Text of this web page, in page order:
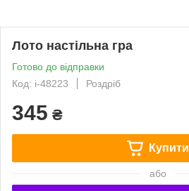
Лото настільна гра
Готово до відправки
Код: i-48223
Роздріб
345 ₴
Купити
або